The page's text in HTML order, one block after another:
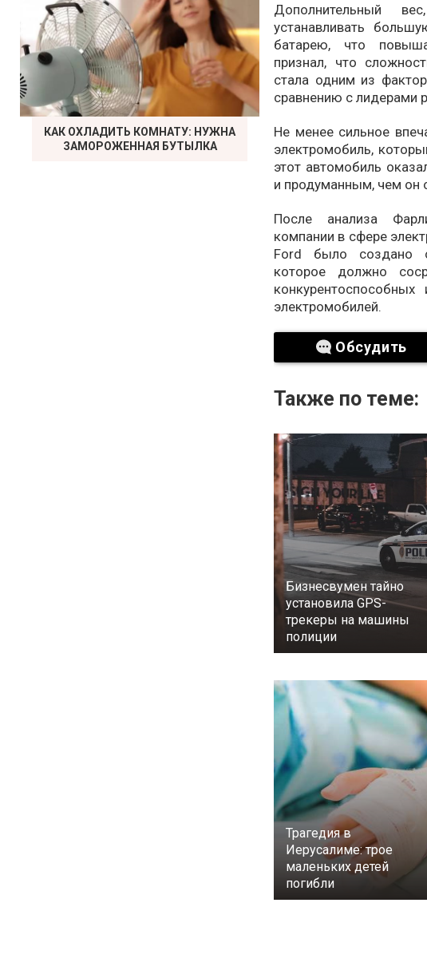
Дополнительный
устанавливать
батарею, что
признал, что
стала одним из
сравнению с лидерами
Не менее сильное
электромобиль,
этот автомобиль
и продуманным, чем он
После анализа
компании в сфере
Ford было создано
которое должно
конкурентоспособных
электромобилей.
Обсудить
Также по теме:
Бизнесвумен тайно
установила GPS-
трекеры на машины
полиции
Трагедия в
Иерусалиме: трое
маленьких детей
погибли
КАК ОХЛАДИТЬ КОМНАТУ: НУЖНА
ЗАМОРОЖЕННАЯ БУТЫЛКА